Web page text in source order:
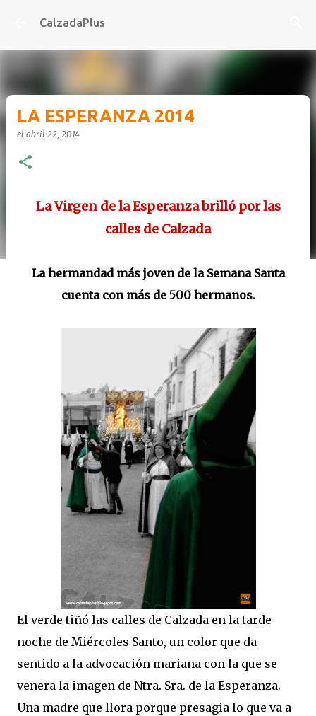
Ir al contenido principal
CalzadaPlus
LA ESPERANZA 2014
el abril 22, 2014
La Virgen de la Esperanza brilló por las
calles de Calzada
La hermandad más joven de la Semana Santa
cuenta con más de 500 hermanos.
El verde tiñó las calles de Calzada en la tarde-
noche de Miércoles Santo, un color que da
sentido a la advocación mariana con la que se
venera la imagen de Ntra. Sra. de la Esperanza.
Una madre que llora porque presagia lo que va a